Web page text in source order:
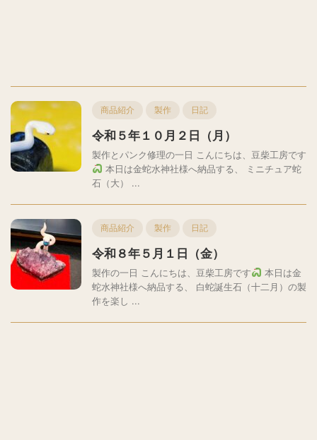
商品紹介 製作 日記
令和５年１０月２日（月）
製作とパンク修理の一日 こんにちは、豆柴工房です
本日は金蛇水神社様へ納品する、 ミニチュア蛇
石（大） ...
商品紹介 製作 日記
令和８年５月１日（金）
製作の一日 こんにちは、豆柴工房です
本日は金
蛇水神社様へ納品する、 白蛇誕生石（十二月）の製
作を楽し ...